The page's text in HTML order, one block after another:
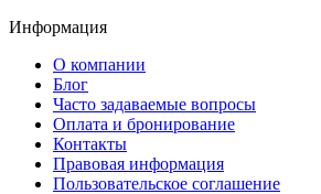
Информация
О компании
Блог
Часто задаваемые вопросы
Оплата и бронирование
Контакты
Правовая информация
Пользовательское соглашение